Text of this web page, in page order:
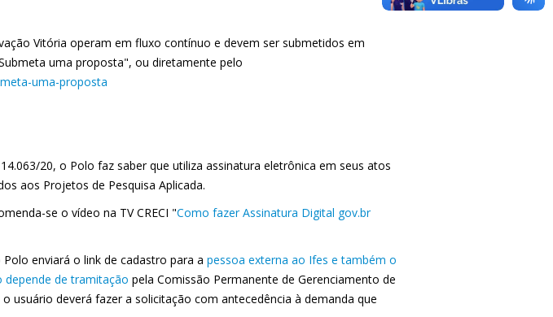
Vitória operam em fluxo contínuo e devem ser submetidos em
uma proposta", ou diretamente pelo
uma-proposta
20, o Polo faz saber que utiliza assinatura eletrônica em seus atos
aos Projetos de Pesquisa Aplicada.
se o vídeo na TV CRECI "Como fazer Assinatura Digital gov.br
enviará o link de cadastro para a pessoa externa ao Ifes e também o
depende de tramitação pela Comissão Permanente de Gerenciamento de
usuário deverá fazer a solicitação com antecedência à demanda que